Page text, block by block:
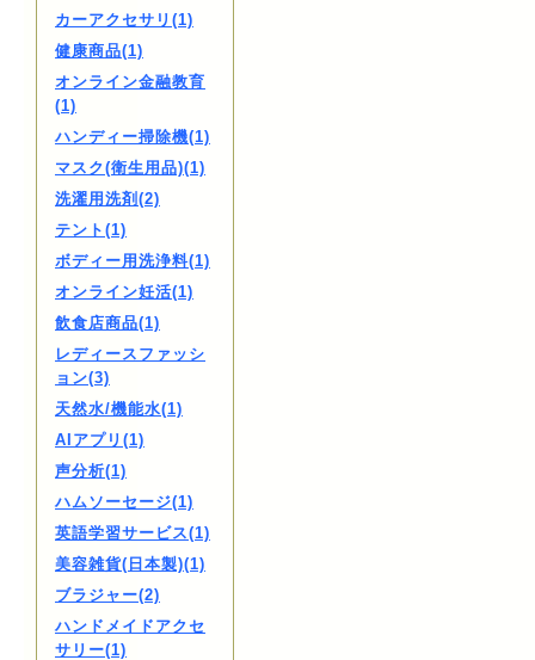
カーアクセサリ(1)
健康商品(1)
オンライン金融教育
(1)
ハンディー掃除機(1)
マスク(衛生用品)(1)
洗濯用洗剤(2)
テント(1)
ボディー用洗浄料(1)
オンライン妊活(1)
飲食店商品(1)
レディースファッシ
ョン(3)
天然水/機能水(1)
AIアプリ(1)
声分析(1)
ハムソーセージ(1)
英語学習サービス(1)
美容雑貨(日本製)(1)
ブラジャー(2)
ハンドメイドアクセ
サリー(1)